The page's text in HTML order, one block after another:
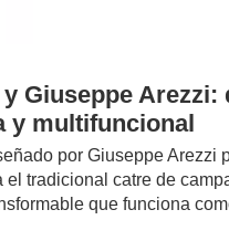
Giuseppe Arezzi:
y multifuncional
por Giuseppe Arezzi
el tradicional catre de
que funciona